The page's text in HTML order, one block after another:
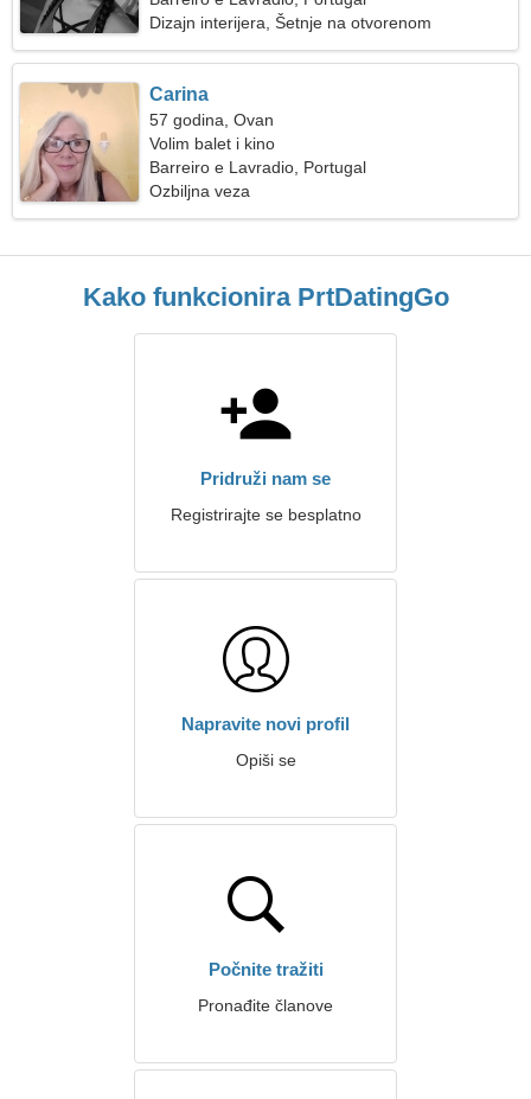
Dizajn interijera, Šetnje na otvorenom
Carina
57 godina, Ovan
Volim balet i kino
Barreiro e Lavradio, Portugal
Ozbiljna veza
Kako funkcionira PrtDatingGo
Pridruži nam se
Registrirajte se besplatno
Napravite novi profil
Opiši se
Počnite tražiti
Pronađite članove